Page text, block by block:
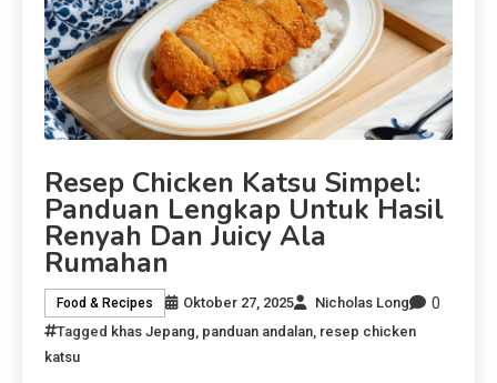
Resep Chicken Katsu Simpel:
Panduan Lengkap Untuk Hasil
Renyah Dan Juicy Ala
Rumahan
Food & Recipes Oktober 27, 2025 Nicholas Long 0
Tagged khas Jepang panduan andalan resep chicken
katsu